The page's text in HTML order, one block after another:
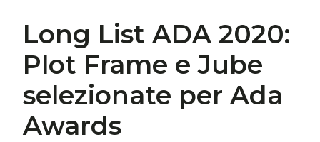
Long List ADA 2020:
Plot Frame e Jube
selezionate per Ada
Awards